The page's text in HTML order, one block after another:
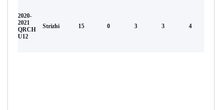
2020-
2021
QRCH
U12
Strizhi 15 0 3 3 4